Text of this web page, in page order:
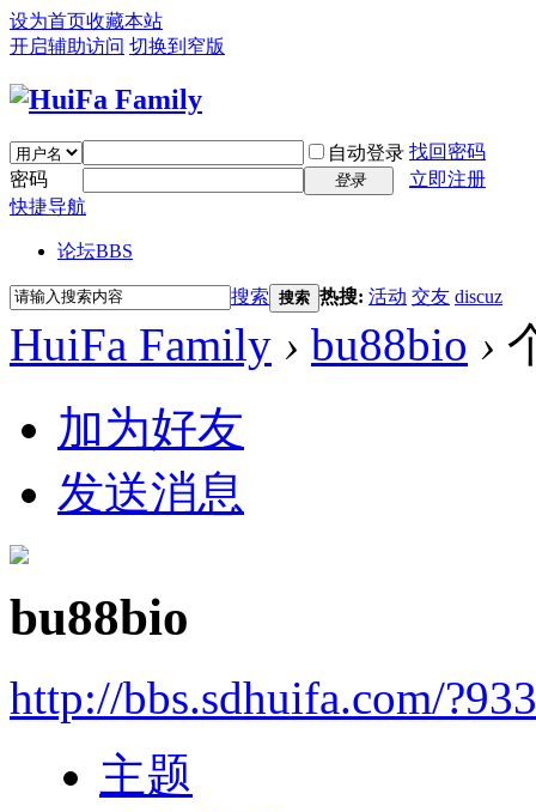
设为首页收藏本站
开启辅助访问 切换到窄版
自动登录 找回密码
密码
登录
立即注册
快捷导航
论坛BBS
搜索 搜索 热搜: 活动 交友 discuz
HuiFa Family › bu88bio ›
加为好友
发送消息
bu88bio
http://bbs.sdhuifa.com/
主题